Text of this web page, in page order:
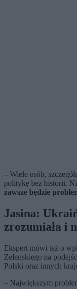
– Wiele osób,
politykę bez historii.
zawsze będzie
Jasina:
zrozumiała i
Ekspert mówi też o
Zełenskiego na
Polski oraz innych
– Największym